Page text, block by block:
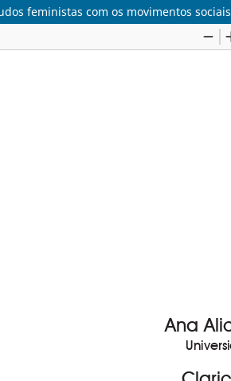
feministas com os movimentos sociais